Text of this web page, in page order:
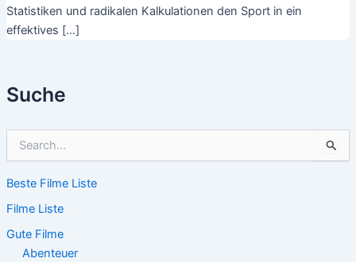
Suche
h
n
n
Beste Filme Liste
Filme Liste
Gute Filme
Abenteuer
Statistiken und radikalen Kalkulationen den Sport in ein
effektives […]